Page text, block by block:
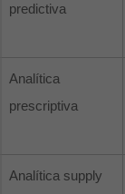
predictiva
Analítica
prescriptiva
Analítica supply